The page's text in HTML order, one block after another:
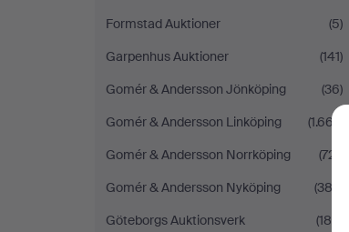
Formstad Auktioner
(5)
Garpenhus Auktioner
(141)
Gomér & Andersson Jönköping
(36)
Gomér & Andersson Linköping
(1.667)
Gomér & Andersson Norrköping
(721)
Gomér & Andersson Nyköping
(383)
Göteborgs Auktionsverk
(188)